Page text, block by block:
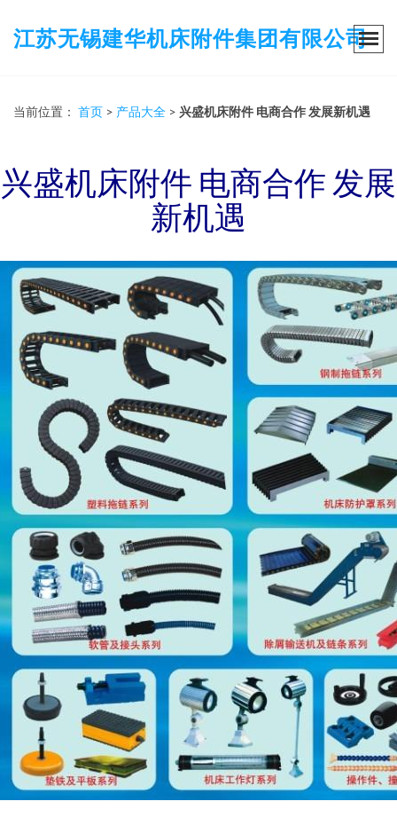
江苏无锡建华机床附件集团有限公司
当前位置： 首页 > 产品大全 > 兴盛机床附件 电商合作 发展新机遇
兴盛机床附件 电商合作 发展
新机遇